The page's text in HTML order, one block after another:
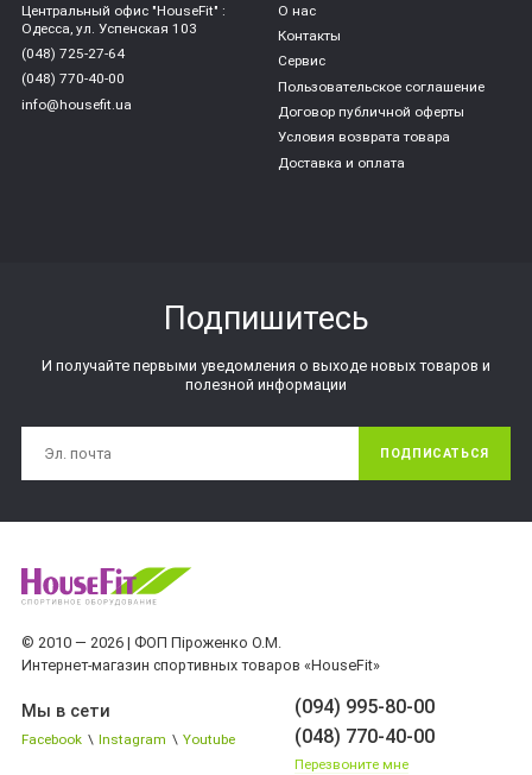
Центральный офис "HouseFit" :
Одесса, ул. Успенская 103
(048) 725-27-64
(048) 770-40-00
info@housefit.ua
О нас
Контакты
Сервис
Пользовательское соглашение
Договор публичной оферты
Условия возврата товара
Доставка и оплата
Подпишитесь
И получайте первыми уведомления о выходе новых товаров и
полезной информации
ПОДПИСАТЬСЯ
© 2010 — 2026 | ФОП Піроженко О.М.
Интернет-магазин спортивных товаров «HouseFit»
(094) 995-80-00
(048) 770-40-00
Перезвоните мне
Мы в сети
Facebook \ Instagram \ Youtube